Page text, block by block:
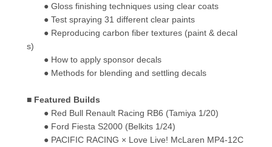
● Gloss finishing techniques using clear coats
● Test spraying 31 different clear paints
● Reproducing carbon fiber textures (paint & decal
s)
● How to apply sponsor decals
● Methods for blending and settling decals
■ Featured Builds
● Red Bull Renault Racing RB6 (Tamiya 1/20)
● Ford Fiesta S2000 (Belkits 1/24)
● PACIFIC RACING × Love Live! McLaren MP4-12C